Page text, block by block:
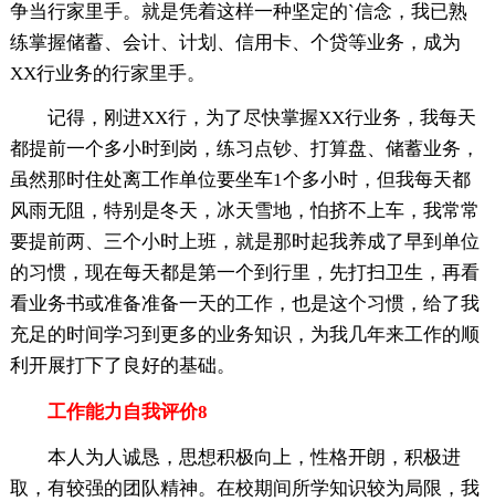
争当行家里手。就是凭着这样一种坚定的`信念，我已熟
练掌握储蓄、会计、计划、信用卡、个贷等业务，成为
XX行业务的行家里手。
记得，刚进XX行，为了尽快掌握XX行业务，我每天
都提前一个多小时到岗，练习点钞、打算盘、储蓄业务，
虽然那时住处离工作单位要坐车1个多小时，但我每天都
风雨无阻，特别是冬天，冰天雪地，怕挤不上车，我常常
要提前两、三个小时上班，就是那时起我养成了早到单位
的习惯，现在每天都是第一个到行里，先打扫卫生，再看
看业务书或准备准备一天的工作，也是这个习惯，给了我
充足的时间学习到更多的业务知识，为我几年来工作的顺
利开展打下了良好的基础。
工作能力自我评价8
本人为人诚恳，思想积极向上，性格开朗，积极进
取，有较强的团队精神。在校期间所学知识较为局限，我